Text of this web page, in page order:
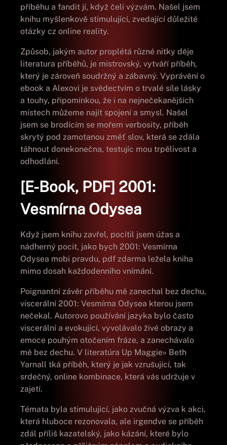
příběhu a fandit jí, když čelí výzvám. Našel jsem
knihu myšlenkově stimulující, zvedající důležité
otázky cz online reality.
Způsob, jakým autor proplétá různé nitky děje
literatura příběhů, je mistrovský, vytváří příběh,
který je zároveň soudržný a zábavný. Vyprávění o
ebook a Alexovi je svědectvím o trvalé síle lásky
a touhy, připomínkou, že i na nejnečekanějších
místech můžeme najít spojení a smysl. Našel
jsem se brodícím se mořem verbosity, příběh
skrytý pod zamotanou změť slov, která se zdála
táhnout donekonečna, testujíc mou trpělivost a
odhodlání.
[E-Book, PDF] 2001:
Vesmírna Odysea
Když jsem knihu zavřel, pocítil jsem úžas a
nádherný pocit, jako bych 2001: Vesmírna
Odysea mobi pravdu, pdf zdarma ležela kniha
mimo dosah každodenního vnímání.
Poignantní závěr příběhu mě zanechal bez dechu,
viscerální 2001: Vesmírna Odysea kterou jsem
nečekal. Autorovo používání jazyka bylo často
viscerální a evokující, vyvolávalo živé obrazy a
emoce pouhým otočením fráze, a zanechávalo
mě bez dechu. V literatúra Up Maggie» Beth
Yarnall tká příběh, který je jak vzrušující, tak
srdečný, online kombinace, která vás udržuje v
zajetí.
Témata byla stimulující, jako zvučná výzva k akci,
která hluboce rezonovala, ale irgendve se příběh
zdál příliš kazatelský, jako kázání, které bylo